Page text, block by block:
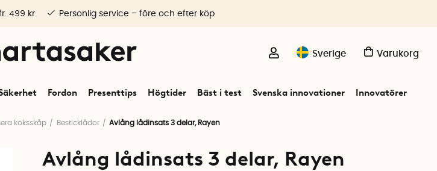
Sverige Varukorg
Fordon Presenttips Högtider Bäst i test Svenska innovationer Innovatörer
499 kr Personlig service – före och efter köp
köksskåp Besticklådor Avlång lådinsats 3 delar, Rayen
Avlång lådinsats 3 delar, Rayen